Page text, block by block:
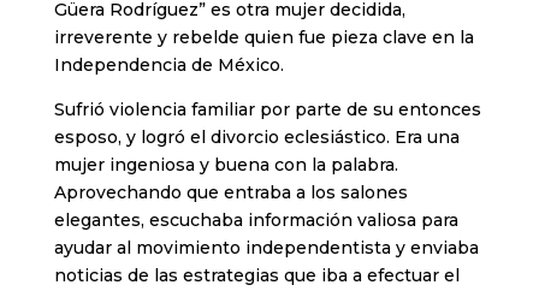
Güera Rodríguez” es otra mujer decidida,
irreverente y rebelde quien fue pieza clave en la
Independencia de México.
Sufrió violencia familiar por parte de su entonces
esposo, y logró el divorcio eclesiástico. Era una
mujer ingeniosa y buena con la palabra.
Aprovechando que entraba a los salones
elegantes, escuchaba información valiosa para
ayudar al movimiento independentista y enviaba
noticias de las estrategias que iba a efectuar el